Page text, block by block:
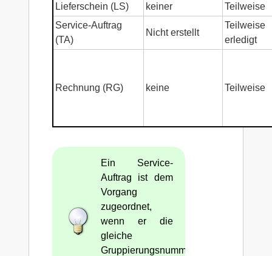
Lieferschein (LS) keiner
Teilweise
Service-Auftrag
(TA)
Nicht erstellt
Teilweise
erledigt
Rechnung (RG) keine Teilweise
Ein Service-
Auftrag ist dem
Vorgang
zugeordnet,
wenn er die
gleiche
Gruppierungsnummer